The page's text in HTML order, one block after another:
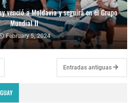
venció a Moldavia y seguirá en el Grupo
Mundial II
February 5, 2024
Entradas antiguas